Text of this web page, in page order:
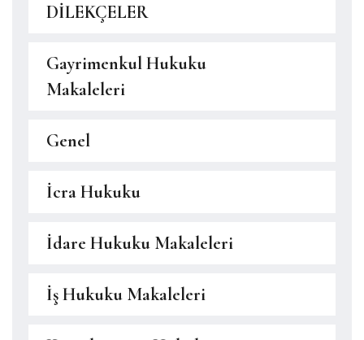
DİLEKÇELER
Gayrimenkul Hukuku
Makaleleri
Genel
İcra Hukuku
İdare Hukuku Makaleleri
İş Hukuku Makaleleri